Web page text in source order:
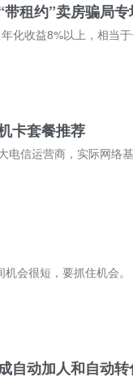
带租约”卖房骗局
卡套餐推荐
会很短，要抓住机会。
自动加人和自动转